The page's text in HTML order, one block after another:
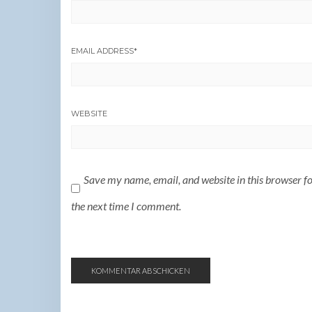
EMAIL ADDRESS*
WEBSITE
Save my name, email, and website in this browser
the next time I comment.